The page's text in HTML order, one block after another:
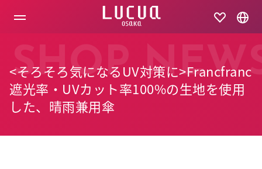
<そろそろ気になるUV対策に>Francfranc
遮光率・UVカット率100%の生地を使用
した、晴雨兼用傘
SHOP